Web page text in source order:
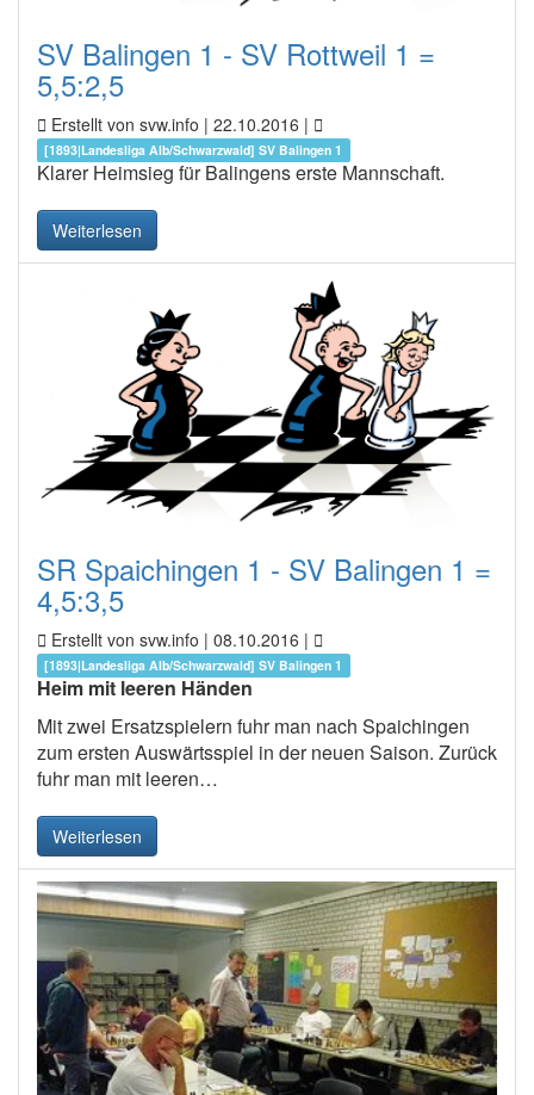
SV Balingen 1 - SV Rottweil 1 =
5,5:2,5
Erstellt von svw.info | 22.10.2016 |
[1893|Landesliga Alb/Schwarzwald] SV Balingen 1
Klarer Heimsieg für Balingens erste Mannschaft.
Weiterlesen
SR Spaichingen 1 - SV Balingen 1 =
4,5:3,5
Erstellt von svw.info | 08.10.2016 |
[1893|Landesliga Alb/Schwarzwald] SV Balingen 1
Heim mit leeren Händen
Mit zwei Ersatzspielern fuhr man nach Spaichingen
zum ersten Auswärtsspiel in der neuen Saison. Zurück
fuhr man mit leeren…
Weiterlesen